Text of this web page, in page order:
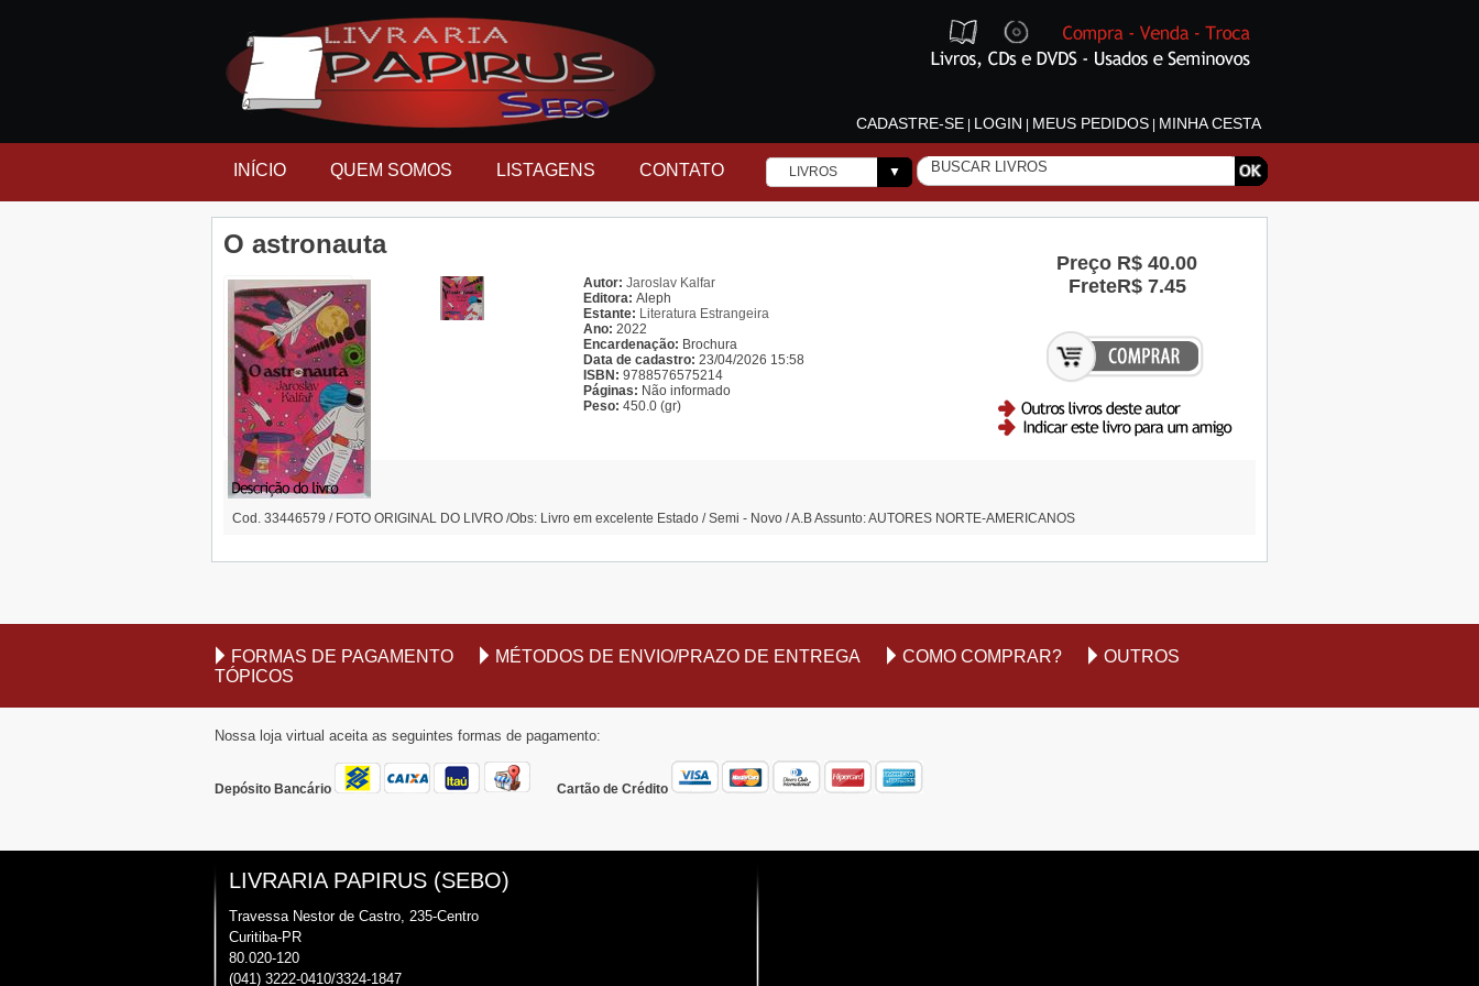
CADASTRE-SE LOGIN MEUS PEDIDOS MINHA CESTA
INÍCIO QUEM SOMOS LISTAGENS CONTATO LIVROS ▼
O astronauta
Autor: Jaroslav Kalfar
Editora: Aleph
Estante: Literatura Estrangeira
Ano: 2022
Encardenação: Brochura
Data de cadastro: 23/04/2026 15:58
ISBN: 9788576575214
Páginas: Não informado
Peso: 450.0 (gr)
Preço R$ 40.00
FreteR$ 7.45
Cod. 33446579 / FOTO ORIGINAL DO LIVRO /Obs: Livro em excelente Estado / Semi - Novo / A.B Assunto: AUTORES NORTE-AMERICANOS
FORMAS DE PAGAMENTO MÉTODOS DE ENVIO/PRAZO DE ENTREGA COMO COMPRAR?
OUTROS
TÓPICOS
Nossa loja virtual aceita as seguintes formas de pagamento:
Depósito Bancário Cartão de Crédito
LIVRARIA PAPIRUS (SEBO)
Travessa Nestor de Castro, 235-Centro
Curitiba-PR
80.020-120
(041) 3222-0410/3324-1847